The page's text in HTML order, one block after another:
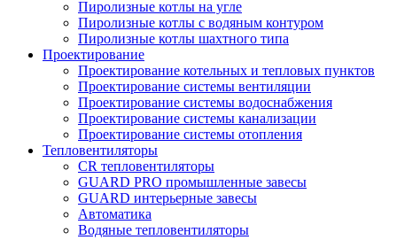
Пиролизные котлы на угле
Пиролизные котлы с водяным контуром
Пиролизные котлы шахтного типа
Проектирование
Проектирование котельных и тепловых пунктов
Проектирование системы вентиляции
Проектирование системы водоснабжения
Проектирование системы канализации
Проектирование системы отопления
Тепловентиляторы
CR тепловентиляторы
GUARD PRO промышленные завесы
GUARD интерьерные завесы
Автоматика
Водяные тепловентиляторы